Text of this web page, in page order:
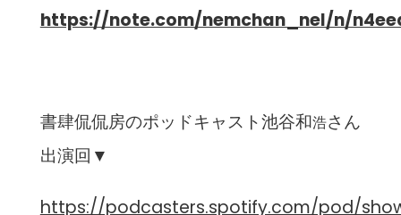
https://note.com/nemchan_nel/n/
書肆侃侃房のポッドキャスト池谷和浩さん
出演回▼
https://podcasters.spotify.com/pod/